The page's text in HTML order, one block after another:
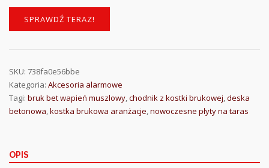
SPRAWDŹ TERAZ!
SKU: 738fa0e56bbe
Kategoria: Akcesoria alarmowe
Tagi: bruk bet wapień muszlowy,chodnik z kostki brukowej,deska
betonowa,kostka brukowa aranżacje,nowoczesne płyty na taras
OPIS